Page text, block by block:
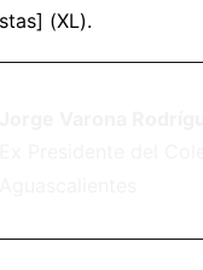
(XL).